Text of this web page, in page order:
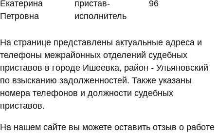
Екатерина
Петровна
пристав-
исполнитель
96
На странице представлены актуальные адреса и
телефоны межрайонных отделений судебных
приставов в городе Ишеевка, район - Ульяновский
по взысканию задолженностей. Также указаны
номера телефонов и должности судебных
приставов.
На нашем сайте вы можете оставить отзыв о работе